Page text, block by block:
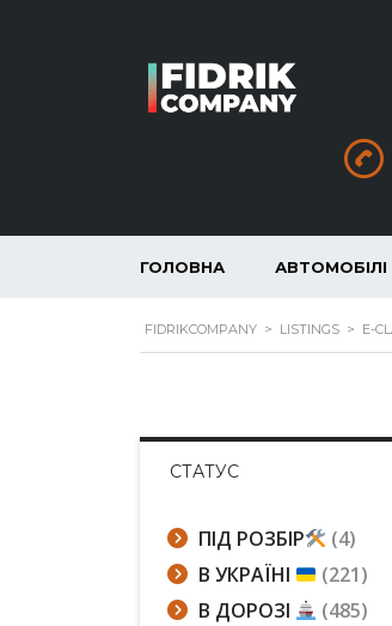
ГОЛОВНА АВТОМОБІЛІ
FIDRIKCOMPANY > LISTINGS > E-
СТАТУС
ПІД РОЗБІР
(4)
В УКРАЇНІ
(221)
В ДОРОЗІ
(485)